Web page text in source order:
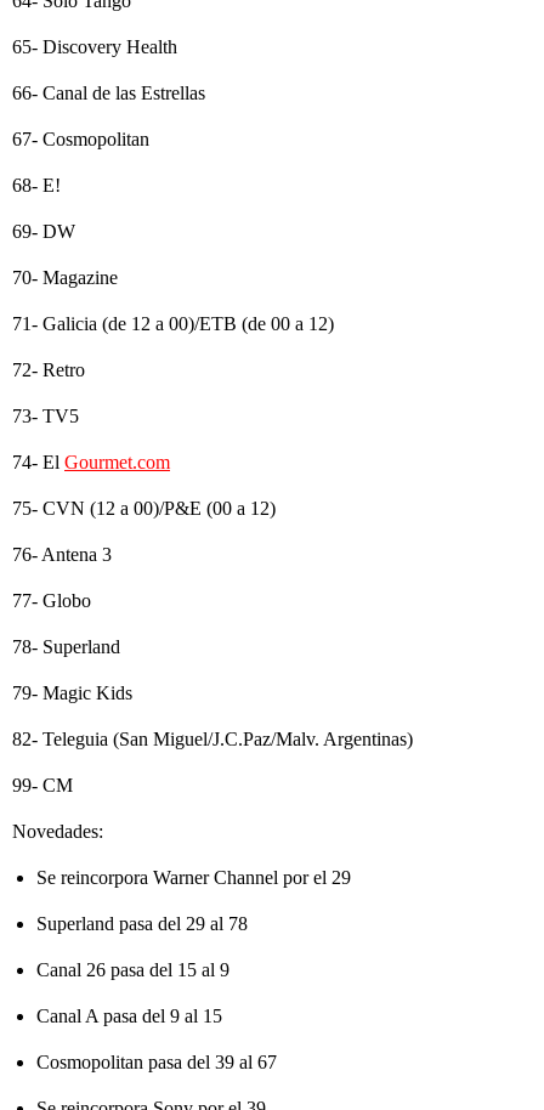
65- Discovery Health
66- Canal de las Estrellas
67- Cosmopolitan
68- E!
69- DW
70- Magazine
71- Galicia (de 12 a 00)/ETB (de 00 a 12)
72- Retro
73- TV5
74- El Gourmet.com
75- CVN (12 a 00)/P&E (00 a 12)
76- Antena 3
77- Globo
78- Superland
79- Magic Kids
82- Teleguia (San Miguel/J.C.Paz/Malv. Argentinas)
99- CM
Novedades:
Se reincorpora Warner Channel por el 29
Superland pasa del 29 al 78
Canal 26 pasa del 15 al 9
Canal A pasa del 9 al 15
Cosmopolitan pasa del 39 al 67